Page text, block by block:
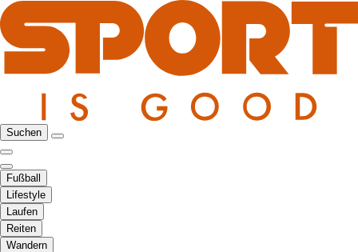
Suchen
Fußball
Lifestyle
Laufen
Reiten
Wandern